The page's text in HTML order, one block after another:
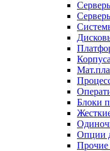
Блоки
Опции
Прочие